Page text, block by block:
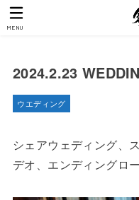
MENU
2024.2.23
ウエディング
シェアウェディング、
デオ、エンディングロ